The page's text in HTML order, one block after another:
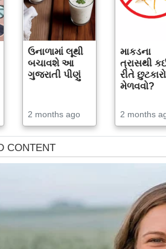
ઉનાળામાં લૂથી
બચાવશે આ
ગુજરાતી પીણું
2 months ago
માકડના
ત્રાસથી
રીતે છુટકારો
મેળવવો?
2 months